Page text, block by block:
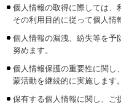
個人情報の取得に際しては、
その利用目的に従って個人情
個人情報の漏洩、紛失等を予
努めます。
個人情報保護の重要性に関
蒙活動を継続的に実施します。
保有する個人情報に関し、ご